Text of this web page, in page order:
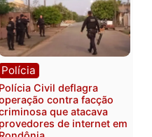
Polícia
Polícia Federal apreende
400 quilos de drogas e
prende motorista em RO
sexta-feira, 07/08/2026 às